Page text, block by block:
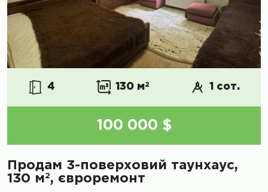
4 130 м2 1 сот.
100 000 $
Продам 3-поверховий таунхаус,
130 м2, євроремонт